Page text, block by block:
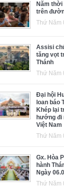
Năm thời
trên
Thứ Năm
Assisi
tăng vọt
Thánh
Thứ Năm
Đại hội
loan báo
Khép lại
hướng đi
Việt Nam
Thứ Năm
Gx. Hòa
hành
Ngày
Thứ Năm